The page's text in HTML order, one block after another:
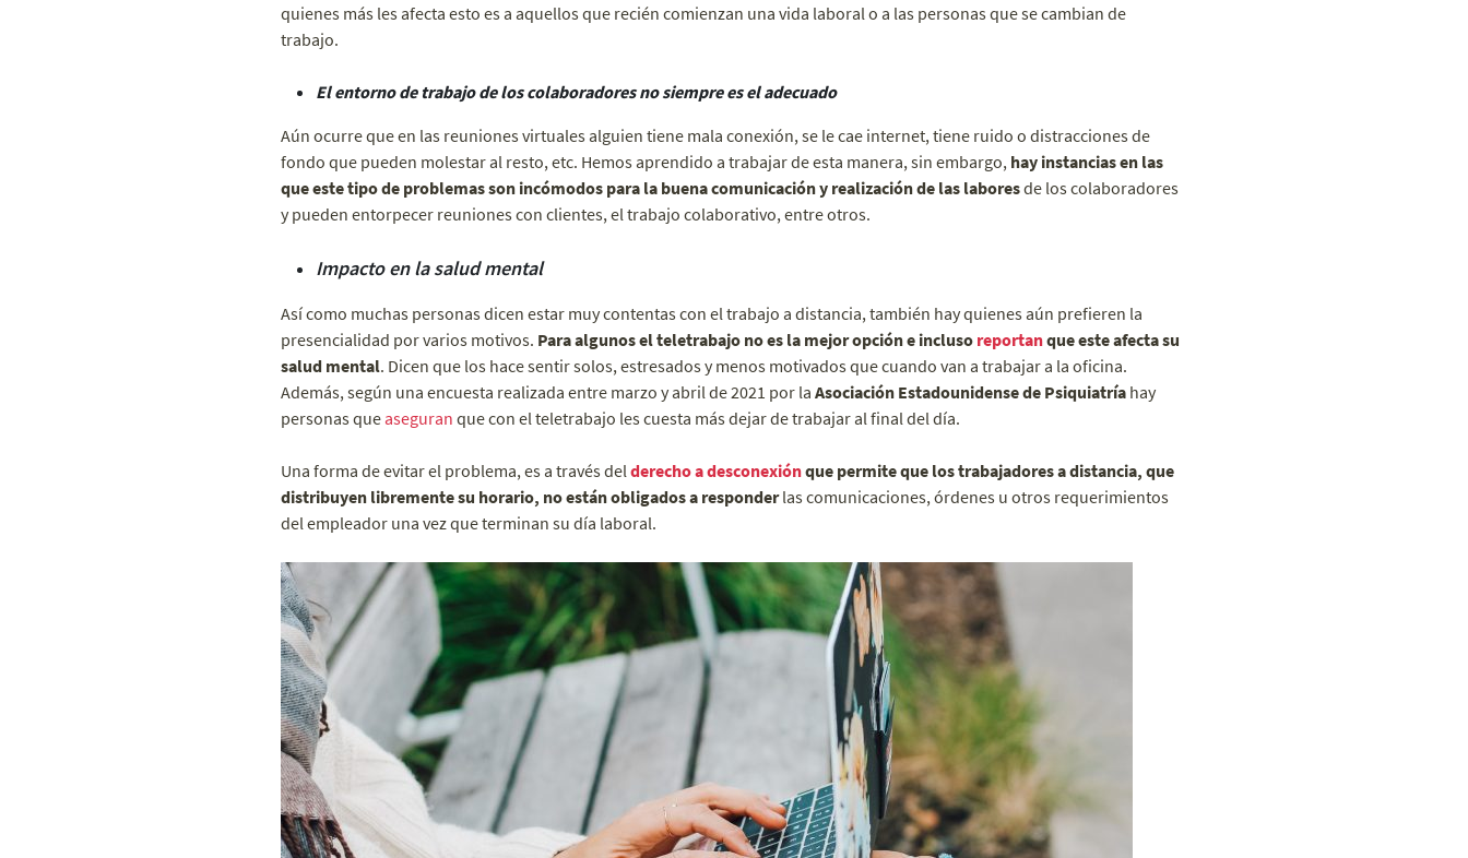
quienes más les afecta esto es a aquellos que recién comienzan una vida laboral o a las personas que se cambian de
trabajo.
El entorno de trabajo de los colaboradores no siempre es el adecuado
Aún ocurre que en las reuniones virtuales alguien tiene mala conexión, se le cae internet, tiene ruido o distracciones de
fondo que pueden molestar al resto, etc. Hemos aprendido a trabajar de esta manera, sin embargo, hay instancias en las
que este tipo de problemas son incómodos para la buena comunicación y realización de las laboresde los colaboradores
y pueden entorpecer reuniones con clientes, el trabajo colaborativo, entre otros.
Impacto en la salud mental
Así como muchas personas dicen estar muy contentas con el trabajo a distancia, también hay quienes aún prefieren la
presencialidad por varios motivos. Para algunos el teletrabajo no es la mejor opción e incluso reportanque este afecta su
salud mental. Dicen que los hace sentir solos, estresados y menos motivados que cuando van a trabajar a la oficina.
Además, según una encuesta realizada entre marzo y abril de 2021 por la Asociación Estadounidense de Psiquiatría hay
personas queaseguran que con el teletrabajo les cuesta más dejar de trabajar al final del día.
Una forma de evitar el problema, es a través delderecho a desconexiónque permite que los trabajadores a distancia, que
distribuyen libremente su horario, no están obligados a responderlas comunicaciones, órdenes u otros requerimientos
del empleador una vez que terminan su día laboral.